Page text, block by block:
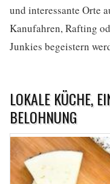
und interessante Orte
Kanufahren, Rafting
Junkies begeistern
LOKALE KÜCHE,
BELOHNUNG